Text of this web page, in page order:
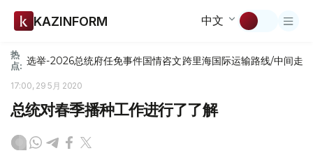
KAZINFORM 中文
热
点: 选举-2026总统府任免事件国情咨文跨里海国际运输路线/中间走廊
17:00, 29 5月 2020
总统对春季播种工作进行了了解